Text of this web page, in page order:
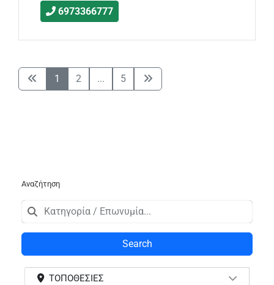
6973366777
1 2 ... 5
Αναζήτηση
Search
ΤΟΠΟΘΕΣΊΕΣ